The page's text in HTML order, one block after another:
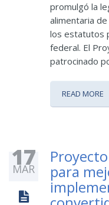
promulgó la
alimentaria
los estatutos
federal. El
patrocinado
READ MORE
17
MAR para